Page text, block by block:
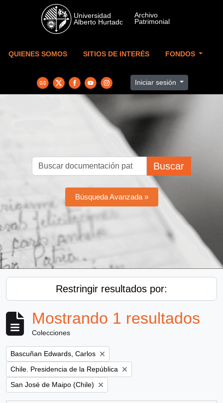
Skip to main content
QUIENES SOMOS SITIOS DE INTERÉS FONDOS
Iniciar sesión
Buscar
Búsqueda Avanzada »
Restringir resultados por:
Mostrando 1 resultados
Colecciones
Remove filter:
Bascuñan Edwards, Carlos
Remove filter:
Chile. Presidencia de la República
Remove filter:
San José de Maipo (Chile)